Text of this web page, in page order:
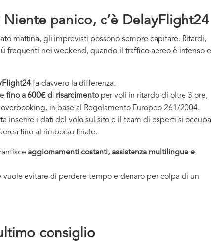
panico, c’è DelayFlight24
mattina, gli imprevisti possono sempre capitare. Ritardi,
frequenti nei weekend, quando il traffico aereo è intenso e
fa davvero la differenza.
fino a 600€ di risarcimentoper voli in ritardo di oltre 3 ore,
in base al Regolamento Europeo 261/2004.
inserire i dati del volo sul sito e il team di esperti si occupa
fino al rimborso finale.
aggiornamenti costanti, assistenza multilingue e
vuole evitare di perdere tempo e denaro per colpa di un
consiglio